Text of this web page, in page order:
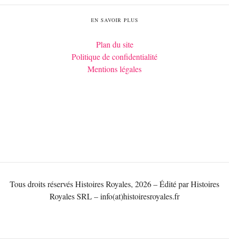
EN SAVOIR PLUS
Plan du site
Politique de confidentialité
Mentions légales
Tous droits réservés Histoires Royales, 2026 – Édité par Histoires
Royales SRL – info(at)histoiresroyales.fr